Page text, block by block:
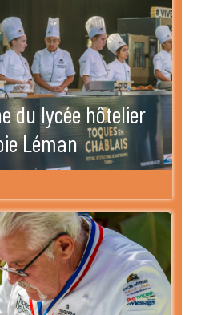
du lycée hôtelier
Léman